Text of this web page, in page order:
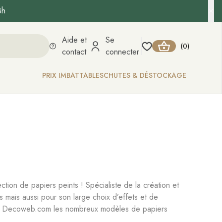
Aide et
contact
Se
connecter
(0)
PRIX IMBATTABLESCHUTES & DÉSTOCKAGE
de papiers peints ! Spécialiste de la création et
aussi pour son large choix d’effets et de
les nombreux modèles de papiers